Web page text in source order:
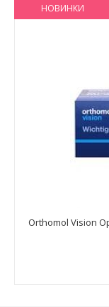
НОВИНКИ
Orthomol Vision